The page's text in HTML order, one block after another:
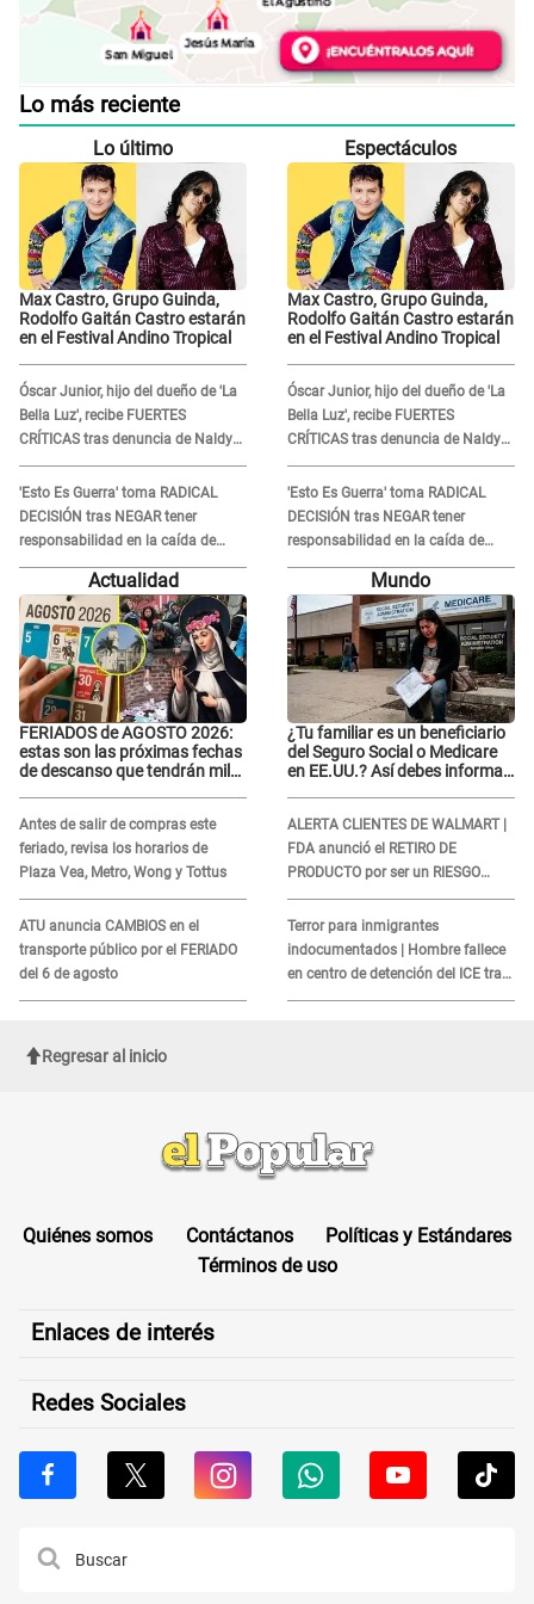
Lo más reciente
Lo último
Max Castro, Grupo Guinda,
Rodolfo Gaitán Castro estarán
en el Festival Andino Tropical
Óscar Junior, hijo del dueño de 'La
Bella Luz', recibe FUERTES
CRÍTICAS tras denuncia de Naldy
Saldaña contra su tío: "Cómplice"
'Esto Es Guerra' toma RADICAL
DECISIÓN tras NEGAR tener
responsabilidad en la caída de
Kevin Díaz desde 8 metros de
Espectáculos
Max Castro, Grupo Guinda,
Rodolfo Gaitán Castro estarán
en el Festival Andino Tropical
Óscar Junior, hijo del dueño de 'La
Bella Luz', recibe FUERTES
CRÍTICAS tras denuncia de Naldy
Saldaña contra su tío: "Cómplice"
'Esto Es Guerra' toma RADICAL
DECISIÓN tras NEGAR tener
responsabilidad en la caída de
Kevin Díaz desde 8 metros de
Actualidad
FERIADOS de AGOSTO 2026:
estas son las próximas fechas
de descanso que tendrán miles
Antes de salir de compras este
feriado, revisa los horarios de
Plaza Vea, Metro, Wong y Tottus
ATU anuncia CAMBIOS en el
transporte público por el FERIADO
del 6 de agosto
Mundo
¿Tu familiar es un beneficiario
del Seguro Social o Medicare
en EE.UU.? Así debes informar
ALERTA CLIENTES DE WALMART |
FDA anunció el RETIRO DE
PRODUCTO por ser un RIESGO
MORTAL para consumidores: ¿Cuál
es?
Terror para inmigrantes
indocumentados | Hombre fallece
en centro de detención del ICE tras
sufrir una "emergencia médica"
Regresar al inicio
Quiénes somos Contáctanos
Políticas y Estándares
Términos de uso
Enlaces de interés
Redes Sociales